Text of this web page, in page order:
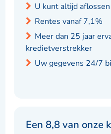
U kunt altijd
Rentes vanaf 7,1%
Meer dan 25 jaar
kredietverstrekker
Uw gegevens 24/7
Een 8,8 van onze